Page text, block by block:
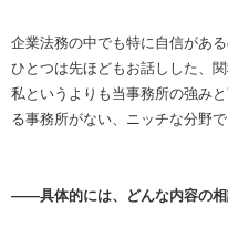
企業法務の中でも特に自信がある
ひとつは先ほどもお話しした、
私というよりも当事務所の強み
る事務所がない、ニッチな分野で
――具体的には、どんな内容の相